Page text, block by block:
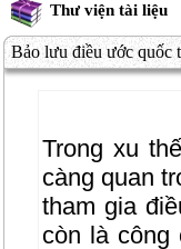
Thư viện tài liệu
Bảo lưu điều ước quốc
Trong xu
càng quan
tham gia
còn là công